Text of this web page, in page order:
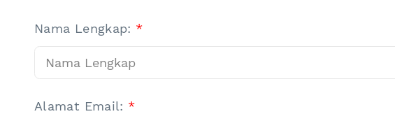
Nama Lengkap: *
Alamat Email: *